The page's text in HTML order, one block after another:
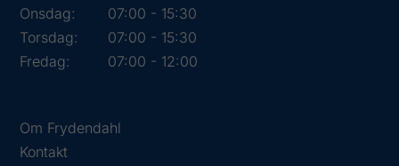
Onsdag:
07:00 - 15:30
Torsdag:
07:00 - 15:30
Fredag:
07:00 - 12:00
Om Frydendahl
Kontakt